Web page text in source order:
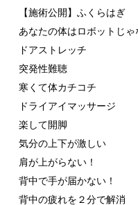
【施術公開】ふくらはぎ
あなたの体はロボットじゃ
ドアストレッチ
突発性難聴
寒くて体カチコチ
ドライアイマッサージ
楽して開脚
気分の上下が激しい
肩が上がらない！
背中で手が届かない！
背中の疲れを２分で解消